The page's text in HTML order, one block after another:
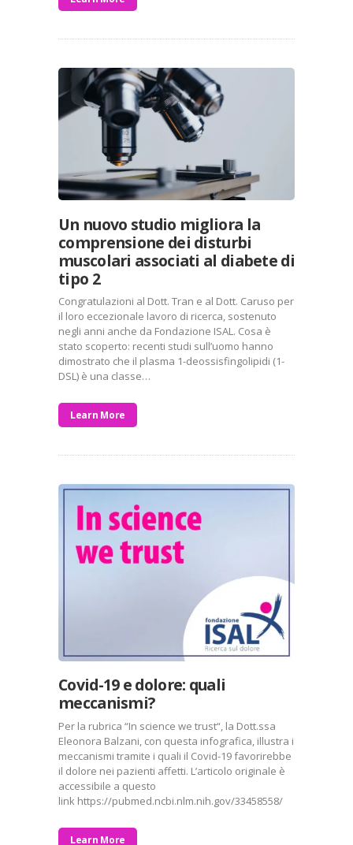
Un nuovo studio migliora la
comprensione dei disturbi
muscolari associati al diabete di
tipo 2
Congratulazioni al Dott. Tran e al Dott. Caruso per
il loro eccezionale lavoro di ricerca, sostenuto
negli anni anche da Fondazione ISAL. Cosa è
stato scoperto: recenti studi sull’uomo hanno
dimostrato che il plasma 1-deossisfingolipidi (1-
DSL) è una classe…
Learn More
Covid-19 e dolore: quali
meccanismi?
Per la rubrica “In science we trust“, la Dott.ssa
Eleonora Balzani, con questa infografica, illustra i
meccanismi tramite i quali il Covid-19 favorirebbe
il dolore nei pazienti affetti. L’articolo originale è
accessibile a questo
link https://pubmed.ncbi.nlm.nih.gov/33458558/
Learn More